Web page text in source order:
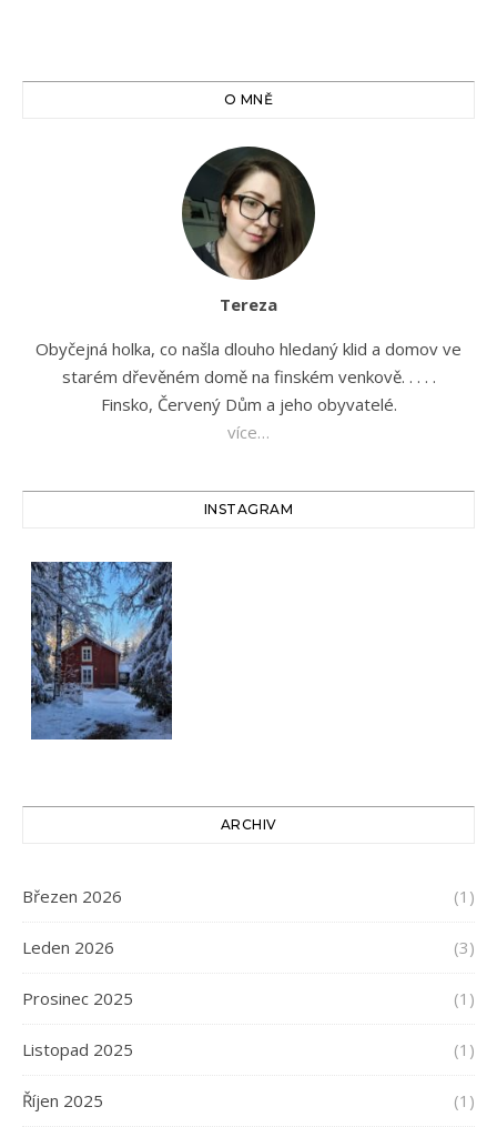
O MNĚ
Tereza
Obyčejná holka, co našla dlouho hledaný klid a domov ve
starém dřevěném domě na finském venkově. . . . .
Finsko, Červený Dům a jeho obyvatelé.
více…
INSTAGRAM
ARCHIV
Březen 2026 (1)
Leden 2026 (3)
Prosinec 2025 (1)
Listopad 2025 (1)
Říjen 2025 (1)